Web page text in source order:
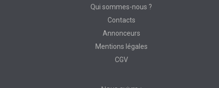
Qui sommes-nous ?
Contacts
Annonceurs
Mentions légales
CGV